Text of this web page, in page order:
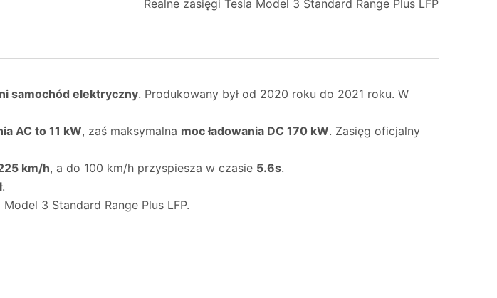
Realne zasięgi Tesla Model 3 Standard Range Plus LFP
samochód elektryczny. Produkowany był od 2020 roku do 2021 roku. W
AC to 11 kW, zaś maksymalna moc ładowania DC 170 kW. Zasięg oficjalny
km/h, a do 100 km/h przyspiesza w czasie 5.6s.
.
3 Standard Range Plus LFP.